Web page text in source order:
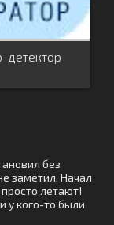
детектор
без
заметил. Начал
летают!
у кого-то были